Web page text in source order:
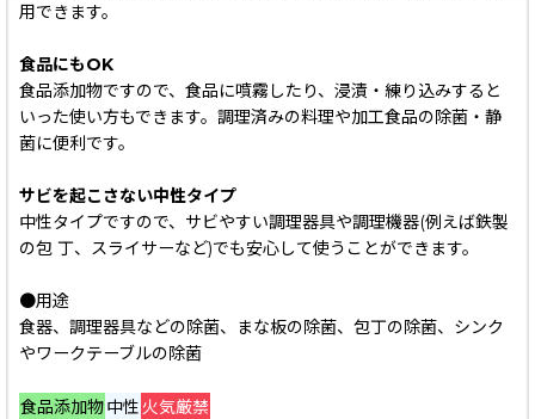
用できます。
食品にもOK
食品添加物ですので、食品に噴霧したり、浸漬・練り込みすると
いった使い方もできます。調理済みの料理や加工食品の除菌・静
菌に便利です。
サビを起こさない中性タイプ
中性タイプですので、サビやすい調理器具や調理機器(例えば鉄製
の包 丁、スライサーなど)でも安心して使うことができます。
●用途
食器、調理器具などの除菌、まな板の除菌、包丁の除菌、シンク
やワークテーブルの除菌
食品添加物中性 火気厳禁